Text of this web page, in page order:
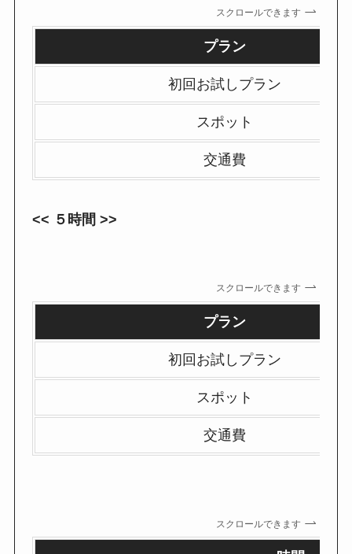
スクロールできます
プラン
初回お試しプラン
スポット
交通費
<< ５時間 >>
スクロールできます
プラン
初回お試しプラン
スポット
交通費
スクロールできます